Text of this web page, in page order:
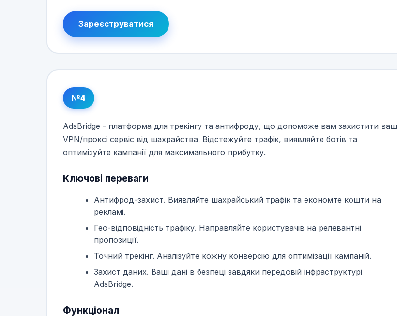
Зареєструватися
№4
AdsBridge - платформа для трекінгу та антифроду, що допоможе вам захистити ваш
VPN/проксі сервіс від шахрайства. Відстежуйте трафік, виявляйте ботів та
оптимізуйте кампанії для максимального прибутку.
Ключові переваги
Антифрод-захист. Виявляйте шахрайський трафік та економте кошти на
рекламі.
Гео-відповідність трафіку. Направляйте користувачів на релевантні
пропозиції.
Точний трекінг. Аналізуйте кожну конверсію для оптимізації кампаній.
Захист даних. Ваші дані в безпеці завдяки передовій інфраструктурі
AdsBridge.
Функціонал